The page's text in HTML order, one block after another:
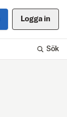
Logga in
Sök